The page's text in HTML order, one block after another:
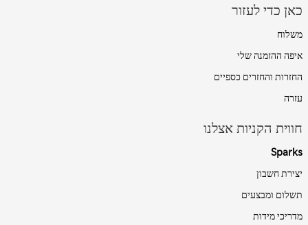
כאן כדי לעזור
משלוח
איפה ההזמנה שלי
החזרות והחזרים כספיים
עזרה
חווית הקניות אצלנו
Sparks
יצירת חשבון
תשלום ומבצעים
מדריכי מידות